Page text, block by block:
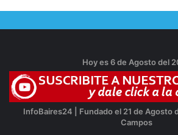
Hoy es 6 de Agosto del
InfoBaires24 | Fundado el 21 de Agosto
Campos